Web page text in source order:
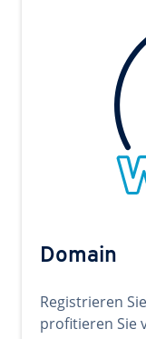
Domain
Registrieren
profitieren Sie